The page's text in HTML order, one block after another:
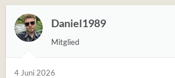
r
t
u
n
e
Daniel1989
Mitglied
4 Juni 2026